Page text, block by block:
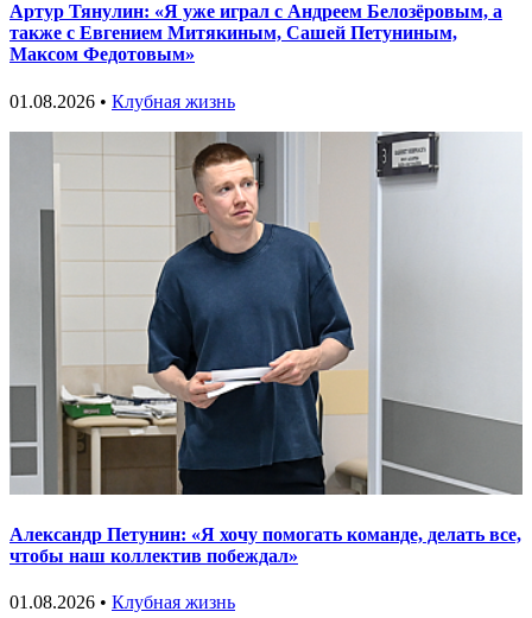
Артур Тянулин: «Я уже играл с Андреем Белозёровым, а
также с Евгением Митякиным, Сашей Петуниным,
Максом Федотовым»
01.08.2026 • Клубная жизнь
Александр Петунин: «Я хочу помогать команде, делать все,
чтобы наш коллектив побеждал»
01.08.2026 • Клубная жизнь